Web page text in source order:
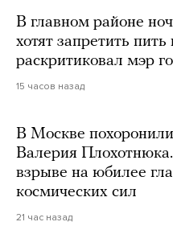
В главном районе
хотят запретить
раскритиковал мэр
15 часов назад
В Москве
Валерия
взрыве на юбилее
космических сил
21 час назад